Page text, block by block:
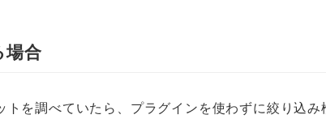
場合
トを調べていたら、プラグインを使わずに絞り込